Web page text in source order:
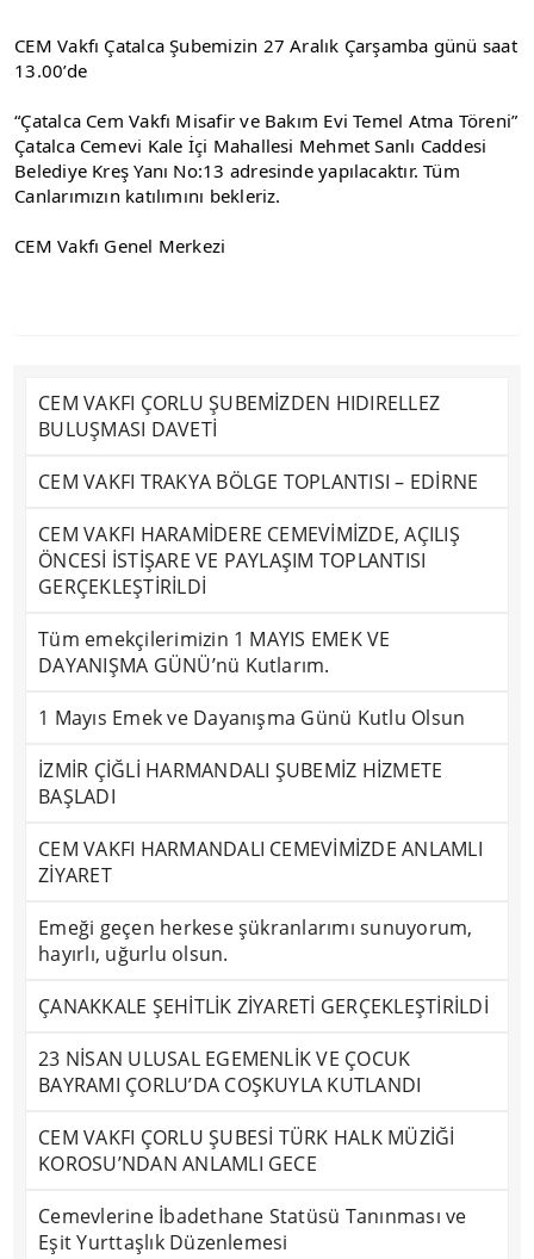
CEM Vakfı Çatalca Şubemizin 27 Aralık Çarşamba günü saat
13.00’de
“Çatalca Cem Vakfı Misafir ve Bakım Evi Temel Atma Töreni”
Çatalca Cemevi Kale İçi Mahallesi Mehmet Sanlı Caddesi
Belediye Kreş Yanı No:13 adresinde yapılacaktır. Tüm
Canlarımızın katılımını bekleriz.
CEM Vakfı Genel Merkezi
CEM VAKFI ÇORLU ŞUBEMİZDEN HIDIRELLEZ
BULUŞMASI DAVETİ
CEM VAKFI TRAKYA BÖLGE TOPLANTISI – EDİRNE
CEM VAKFI HARAMİDERE CEMEVİMİZDE, AÇILIŞ
ÖNCESİ İSTİŞARE VE PAYLAŞIM TOPLANTISI
GERÇEKLEŞTİRİLDİ
Tüm emekçilerimizin 1 MAYIS EMEK VE
DAYANIŞMA GÜNÜ’nü Kutlarım.
1 Mayıs Emek ve Dayanışma Günü Kutlu Olsun
İZMİR ÇİĞLİ HARMANDALI ŞUBEMİZ HİZMETE
BAŞLADI
CEM VAKFI HARMANDALI CEMEVİMİZDE ANLAMLI
ZİYARET
Emeği geçen herkese şükranlarımı sunuyorum,
hayırlı, uğurlu olsun.
ÇANAKKALE ŞEHİTLİK ZİYARETİ GERÇEKLEŞTİRİLDİ
23 NİSAN ULUSAL EGEMENLİK VE ÇOCUK
BAYRAMI ÇORLU’DA COŞKUYLA KUTLANDI
CEM VAKFI ÇORLU ŞUBESİ TÜRK HALK MÜZİĞİ
KOROSU’NDAN ANLAMLI GECE
Cemevlerine İbadethane Statüsü Tanınması ve
Eşit Yurttaşlık Düzenlemesi